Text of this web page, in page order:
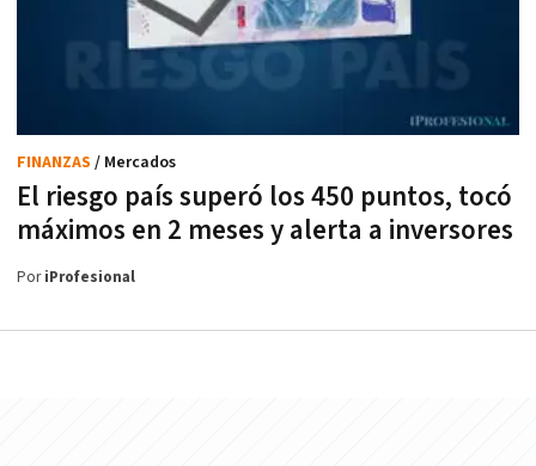
El riesgo país superó los 450 puntos, tocó
máximos en 2 meses y alerta a inversores
FINANZAS / Mercados
PoriProfesional